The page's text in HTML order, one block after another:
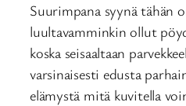
Suurimpana syynä tähän
luultavamminkin ollut
koska seisaaltaan
varsinaisesti edusta
elämystä mitä kuvitella